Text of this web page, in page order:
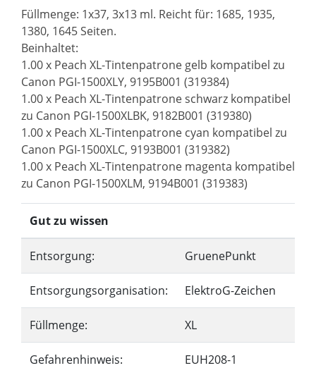
Füllmenge: 1x37, 3x13 ml. Reicht für: 1685, 1935,
1380, 1645 Seiten.
Beinhaltet:
1.00 x Peach XL-Tintenpatrone gelb kompatibel zu
Canon PGI-1500XLY, 9195B001 (319384)
1.00 x Peach XL-Tintenpatrone schwarz kompatibel
zu Canon PGI-1500XLBK, 9182B001 (319380)
1.00 x Peach XL-Tintenpatrone cyan kompatibel zu
Canon PGI-1500XLC, 9193B001 (319382)
1.00 x Peach XL-Tintenpatrone magenta kompatibel
zu Canon PGI-1500XLM, 9194B001 (319383)
Gut zu wissen
Entsorgung: GruenePunkt
Entsorgungsorganisation: ElektroG-Zeichen
Füllmenge: XL
Gefahrenhinweis: EUH208-1